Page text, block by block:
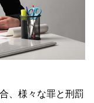
、様々な罪と刑罰